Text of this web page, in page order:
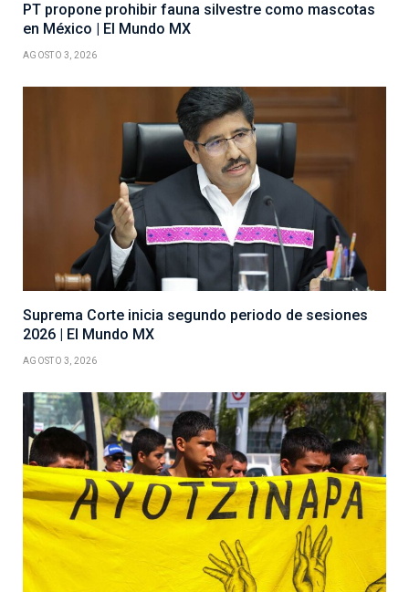
PT propone prohibir fauna silvestre como mascotas
en México | El Mundo MX
AGOSTO 3, 2026
Suprema Corte inicia segundo periodo de sesiones
2026 | El Mundo MX
AGOSTO 3, 2026